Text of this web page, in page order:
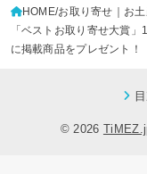
HOME お取り寄せ｜お
「ベストお取り寄せ大賞
に掲載商品をプレゼント！
© 2026